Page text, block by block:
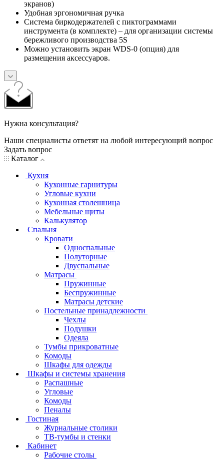
экранов)
Удобная эргономичная ручка
Система биркодержателей с пиктограммами
инструмента (в комплекте) – для организации системы
бережливого производства 5S
Можно установить экран WDS-0 (опция) для
размещения аксессуаров.
Нужна консультация?
Наши специалисты ответят на любой интересующий вопрос
Задать вопрос
Каталог
Кухня
Кухонные гарнитуры
Угловые кухни
Кухонная столешница
Мебельные щиты
Калькулятор
Спальня
Кровати
Односпальные
Полуторные
Двуспальные
Матрасы
Пружинные
Беспружинные
Матрасы детские
Постельные принадлежности
Чехлы
Подушки
Одеяла
Тумбы прикроватные
Комоды
Шкафы для одежды
Шкафы и системы хранения
Распашные
Угловые
Комоды
Пеналы
Гостиная
Журнальные столики
ТВ‑тумбы и стенки
Кабинет
Рабочие столы